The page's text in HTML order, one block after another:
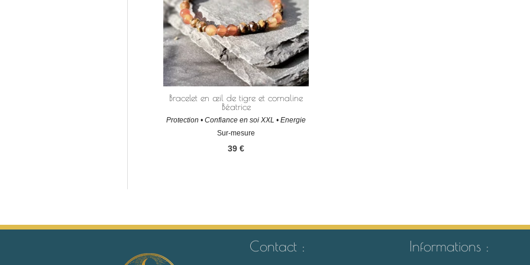
Bracelet en œil de tigre et cornaline
Béatrice
Protection • Confiance en soi XXL • Energie
Sur-mesure
39€
Contact : Informations :